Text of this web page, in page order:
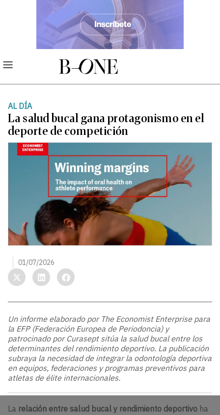
AL DÍA
La salud bucal gana protagonismo en el
deporte de competición
01/07/2026
Un informe elaborado por The Economist Enterprise para
la EFP (Federación Europea de Periodoncia) y
patrocinado por Curasept sitúa la salud bucal entre los
determinantes del rendimiento deportivo. La publicación
subraya la necesidad de integrar la odontología deportiva
en equipos, federaciones y programas preventivos para
atletas de élite internacionales.
La relación entre salud bucal y rendimiento deportivo ha